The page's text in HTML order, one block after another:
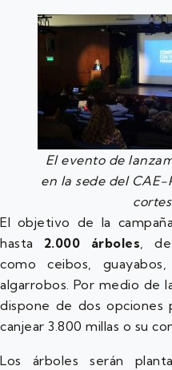
El evento de
en la sede del
El objetivo de la
hasta 2.000 árboles, de
como ceibos,
algarrobos. Por medio de
dispone de dos opciones
canjear 3.800 millas o su
Los árboles serán